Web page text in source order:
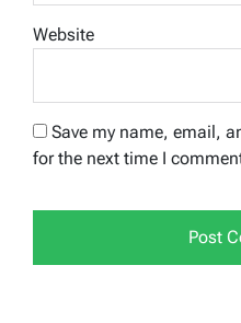
Website
Save my name, email,
for the next time I